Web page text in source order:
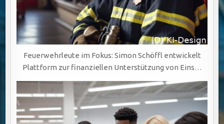
Feuerwehrleute im Fokus: Simon Schöffl entwickelt
Plattform zur finanziellen Unterstützung von Eins…